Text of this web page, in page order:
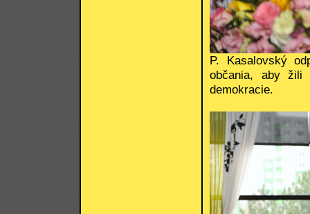
P. Kasalovský
občania, aby žili
demokracie.